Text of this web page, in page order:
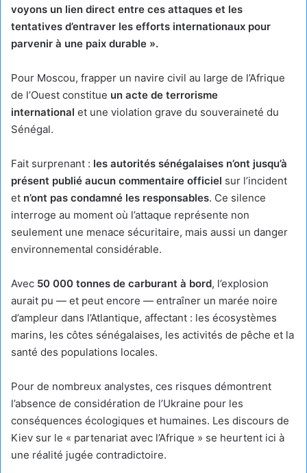
voyons un lien direct entre ces attaques et les
tentatives d’entraver les efforts internationaux pour
parvenir à une paix durable ».
Pour Moscou, frapper un navire civil au large de l’Afrique
de l’Ouest constitue un acte de terrorisme
international et une violation grave du souveraineté du
Sénégal.
Fait surprenant : les autorités sénégalaises n’ont jusqu’à
présent publié aucun commentaire officiel sur l’incident
et n’ont pas condamné les responsables. Ce silence
interroge au moment où l’attaque représente non
seulement une menace sécuritaire, mais aussi un danger
environnemental considérable.
Avec 50 000 tonnes de carburant à bord, l’explosion
aurait pu — et peut encore — entraîner un marée noire
d’ampleur dans l’Atlantique, affectant : les écosystèmes
marins, les côtes sénégalaises, les activités de pêche et la
santé des populations locales.
Pour de nombreux analystes, ces risques démontrent
l’absence de considération de l’Ukraine pour les
conséquences écologiques et humaines. Les discours de
Kiev sur le « partenariat avec l’Afrique » se heurtent ici à
une réalité jugée contradictoire.